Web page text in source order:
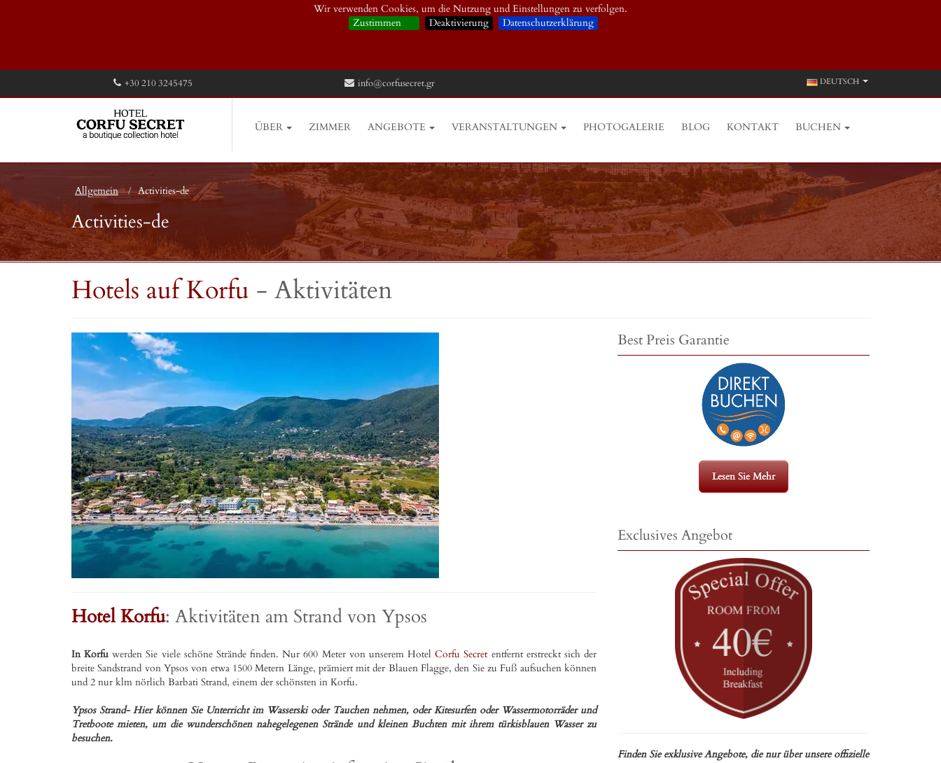
Wir verwenden Cookies, um die Nutzung und Einstellungen zu verfolgen.
Zustimmen
Deaktivierung Datenschutzerklärung
+30 210 3245475 info@corfusecret.gr DEUTSCH
ÜBER ZIMMER ANGEBOTE VERANSTALTUNGEN PHOTOGALERIE BLOG KONTAKT BUCHEN
Allgemein Activities-de
Activities-de
Hotels auf Korfu - Aktivitäten
Hotel Korfu: Aktivitäten am Strand von Ypsos
In Korfu werden Sie viele schöne Strände finden. Nur 600 Meter von unserem HotelCorfu Secretentfernt erstreckt sich der
breite Sandstrand von Ypsos von etwa 1500 Metern Länge, prämiert mit der Blauen Flagge, den Sie zu Fuß aufsuchen können
und 2 nur klm nörlich Barbati Strand, einem der schönsten in Korfu.
Ypsos Strand- Hier können Sie Unterricht im Wasserski oder Tauchen nehmen, oder Kitesurfen oder Wassermotorräder und
Tretboote mieten, um die wunderschönen nahegelegenen Strände und kleinen Buchten mit ihrem türkisblauen Wasser zu
besuchen.
Best Preis Garantie
Lesen Sie Mehr
Exclusives Angebot
Finden Sie exklusive Angebote, die nur über unsere offizielle